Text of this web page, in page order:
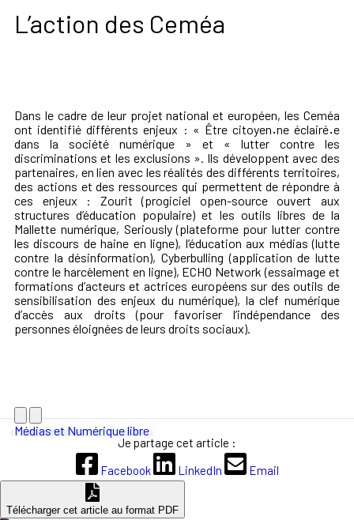
L’action des Ceméa
Dans le cadre de leur projet national et européen, les Ceméa
ont identifié différents enjeux : « Être citoyen·ne éclairé·e
dans la société numérique » et « lutter contre les
discriminations et les exclusions ». Ils développent avec des
partenaires, en lien avec les réalités des différents territoires,
des actions et des ressources qui permettent de répondre à
ces enjeux : Zourit (progiciel open-source ouvert aux
structures d’éducation populaire) et les outils libres de la
Mallette numérique, Seriously (plateforme pour lutter contre
les discours de haine en ligne), l’éducation aux médias (lutte
contre la désinformation), Cyberbulling (application de lutte
contre le harcèlement en ligne), ECHO Network (essaimage et
formations d’acteurs et actrices européens sur des outils de
sensibilisation des enjeux du numérique), la clef numérique
d’accès aux droits (pour favoriser l’indépendance des
personnes éloignées de leurs droits sociaux).
Médias et Numérique libre
Je partage cet article :
Facebook
LinkedIn Email
Télécharger cet article au format PDF